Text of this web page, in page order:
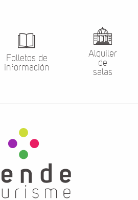
Folletos de
información
Alquiler
de
salas